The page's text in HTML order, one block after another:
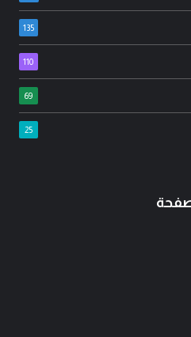
135
110
69
25